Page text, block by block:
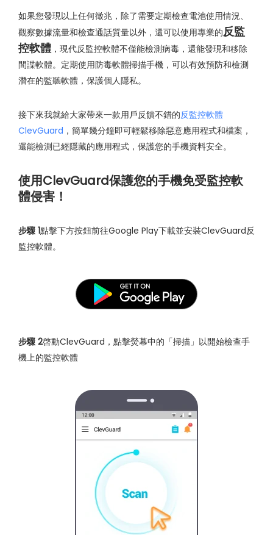
如果您發現以上任何徵兆，除了需要定期檢查電池使用情況、
觀察數據流量和檢查通話質量以外，還可以使用專業的反監
控軟體，現代反監控軟體不僅能檢測病毒，還能發現和移除
間諜軟體。定期使用防毒軟體掃描手機，可以有效預防和檢測
潛在的監聽軟體，保護個人隱私。
接下來我就給大家帶來一款用戶反饋不錯的反監控軟體
ClevGuard ，簡單幾分鐘即可輕鬆移除惡意應用程式和檔案，
還能檢測已經隱藏的應用程式，保護您的手機資料安全。
使用ClevGuard保護您的手機免受監控軟
體侵害！
步驟 1點擊下方按鈕前往Google Play下載並安裝ClevGuard反
監控軟體。
步驟 2啓動ClevGuard，點擊熒幕中的「掃描」以開始檢查手
機上的監控軟體